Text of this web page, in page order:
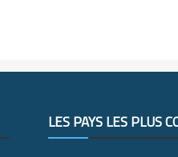
LES PAYS LES PLUS